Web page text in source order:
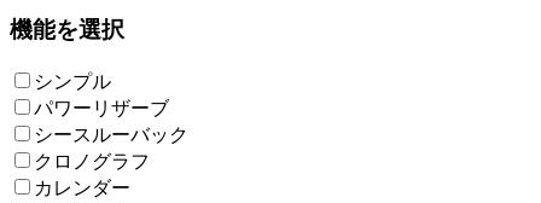
機能を選択
シンプル
パワーリザーブ
シースルーバック
クロノグラフ
カレンダー